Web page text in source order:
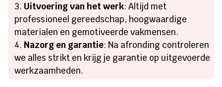
Uitvoering van het werk: Altijd met
professioneel gereedschap, hoogwaardige
materialen en gemotiveerde vakmensen.
Nazorg en garantie: Na afronding controleren
we alles strikt en krijg je garantie op uitgevoerde
werkzaamheden.